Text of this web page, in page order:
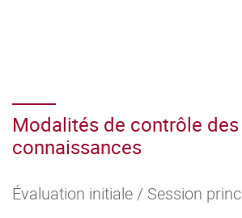
Modalités de contrôle des
connaissances
Évaluation initiale / Session